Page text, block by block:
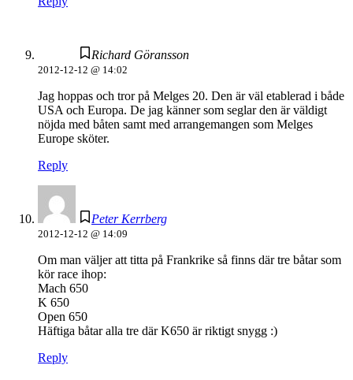
Richard Göransson
2012-12-12 @ 14:02
Jag hoppas och tror på Melges 20. Den är väl etablerad i både
USA och Europa. De jag känner som seglar den är väldigt
nöjda med båten samt med arrangemangen som Melges
Europe sköter.
Reply
Peter Kerrberg
2012-12-12 @ 14:09
Om man väljer att titta på Frankrike så finns där tre båtar som
kör race ihop:
Mach 650
K 650
Open 650
Häftiga båtar alla tre där K650 är riktigt snygg :)
Reply